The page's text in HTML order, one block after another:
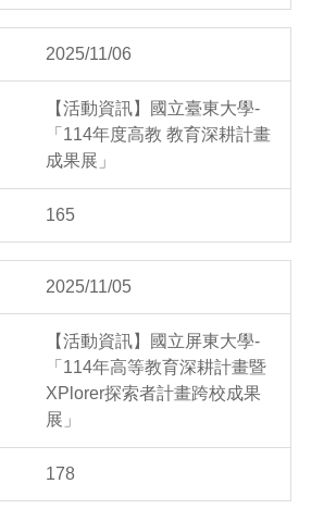
2025/11/06
【活動資訊】國立臺東大學-
「114年度高教 教育深耕計畫
成果展」
165
2025/11/05
【活動資訊】國立屏東大學-
「114年高等教育深耕計畫暨
XPlorer探索者計畫跨校成果
展」
178